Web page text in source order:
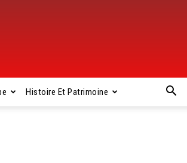
Histoire Et Patrimoine